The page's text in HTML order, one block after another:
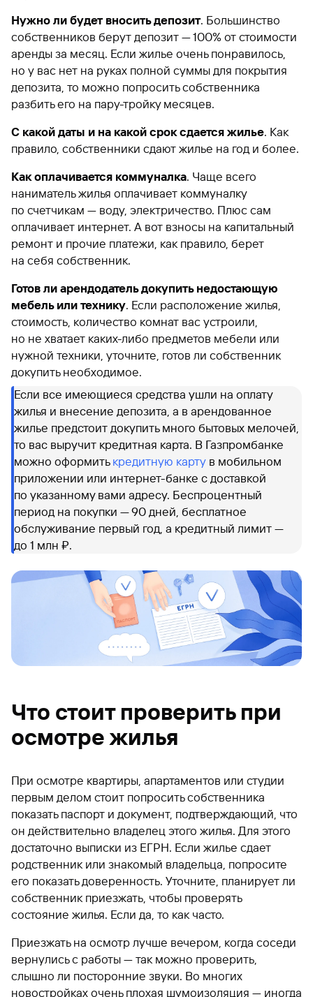
Нужно ли будет вносить депозит. Большинство
собственников берут депозит — 100% от стоимости
аренды за месяц. Если жилье очень понравилось,
но у вас нет на руках полной суммы для покрытия
депозита, то можно попросить собственника
разбить его на пару-тройку месяцев.
С какой даты и на какой срок сдается жилье. Как
правило, собственники сдают жилье на год и более.
Как оплачивается коммуналка. Чаще всего
наниматель жилья оплачивает коммуналку
по счетчикам — воду, электричество. Плюс сам
оплачивает интернет. А вот взносы на капитальный
ремонт и прочие платежи, как правило, берет
на себя собственник.
Готов ли арендодатель докупить недостающую
мебель или технику. Если расположение жилья,
стоимость, количество комнат вас устроили,
но не хватает каких-либо предметов мебели или
нужной техники, уточните, готов ли собственник
докупить необходимое.
Если все имеющиеся средства ушли на оплату
жилья и внесение депозита, а в арендованное
жилье предстоит докупить много бытовых мелочей,
то вас выручит кредитная карта. В Газпромбанке
можно оформить кредитную карту в мобильном
приложении или интернет-банке с доставкой
по указанному вами адресу. Беспроцентный
период на покупки — 90 дней, бесплатное
обслуживание первый год, а кредитный лимит —
до 1 млн ₽.
Что стоит проверить при
осмотре жилья
При осмотре квартиры, апартаментов или студии
первым делом стоит попросить собственника
показать паспорт и документ, подтверждающий, что
он действительно владелец этого жилья. Для этого
достаточно выписки из ЕГРН. Если жилье сдает
родственник или знакомый владельца, попросите
его показать доверенность. Уточните, планирует ли
собственник приезжать, чтобы проверять
состояние жилья. Если да, то как часто.
Приезжать на осмотр лучше вечером, когда соседи
вернулись с работы — так можно проверить,
слышно ли посторонние звуки. Во многих
новостройках очень плохая шумоизоляция — иногда